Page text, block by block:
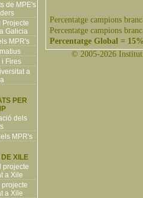
de MPE's
Projecte
Galicia
MPR's
Fires
a
PER
dels
MPR's
XILE
projecte
a Xile
projecte
a Xile
Percentatge campions
Percentatge campions
Percentatge Global =
© 2005-2026 Institut